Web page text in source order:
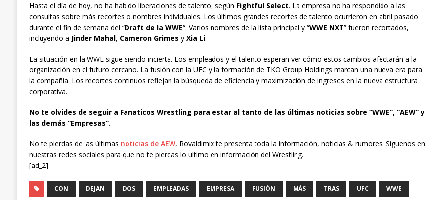
Hasta el día de hoy, no ha habido liberaciones de talento, según Fightful Select. La empresa no ha respondido a las
consultas sobre más recortes o nombres individuales. Los últimos grandes recortes de talento ocurrieron en abril pasado
durante el fin de semana del “Draft de la WWE“. Varios nombres de la lista principal y “WWE NXT” fueron recortados,
incluyendo a Jinder Mahal, Cameron Grimes y Xia Li.
La situación en la WWE sigue siendo incierta. Los empleados y el talento esperan ver cómo estos cambios afectarán a la
organización en el futuro cercano. La fusión con la UFC y la formación de TKO Group Holdings marcan una nueva era para
la compañía. Los recortes continuos reflejan la búsqueda de eficiencia y maximización de ingresos en la nueva estructura
corporativa.
No te olvides de seguir a Fanaticos Wrestling para estar al tanto de las últimas noticias sobre “WWE”, “AEW” y
las demás “Empresas”.
No te pierdas de las últimas noticias de AEW, Rovaldimix te presenta toda la información, noticias & rumores. Síguenos en
nuestras redes sociales para que no te pierdas lo ultimo en información del Wrestling.
[ad_2]
CON DEJAN DOS EMPLEADAS EMPRESA FUSIÓN MÁS TRAS UFC WWE